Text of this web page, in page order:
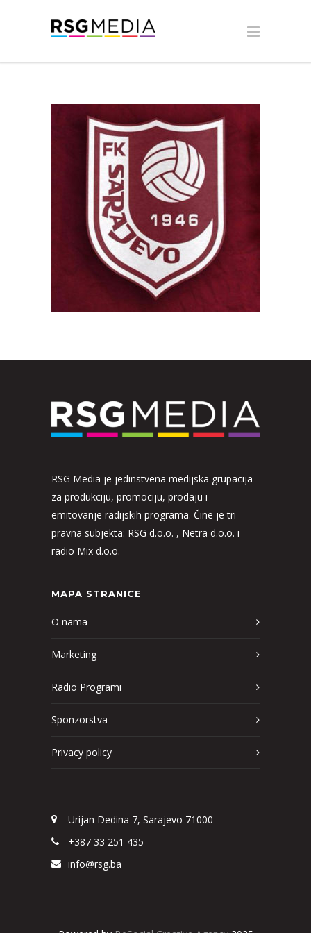
RSG Media je jedinstvena medijska grupacija
za produkciju, promociju, prodaju i
emitovanje radijskih programa. Čine je tri
pravna subjekta: RSG d.o.o. , Netra d.o.o. i
radio Mix d.o.o.
MAPA STRANICE
O nama
Marketing
Radio Programi
Sponzorstva
Privacy policy
Urijan Dedina 7, Sarajevo 71000
+387 33 251 435
info@rsg.ba